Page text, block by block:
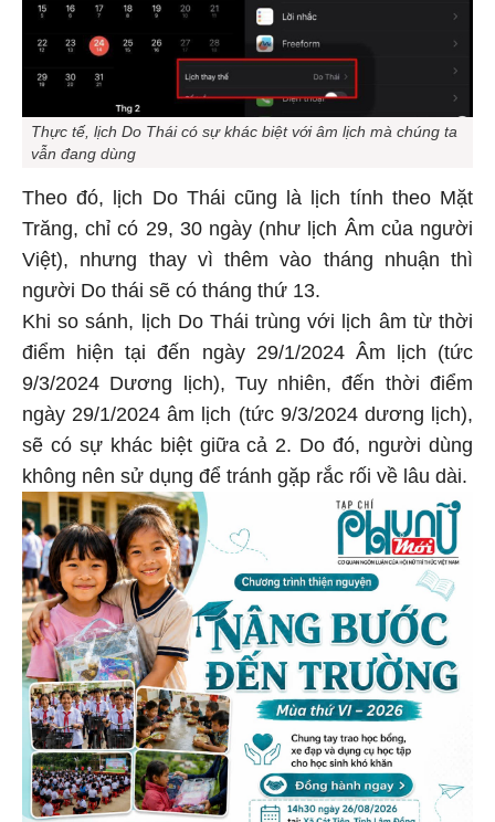
Thực tế, lịch Do Thái có sự khác biệt với âm lịch mà chúng ta
vẫn đang dùng
Theo đó, lịch Do Thái cũng là lịch tính theo Mặt
Trăng, chỉ có 29, 30 ngày (như lịch Âm của người
Việt), nhưng thay vì thêm vào tháng nhuận thì
người Do thái sẽ có tháng thứ 13.
Khi so sánh, lịch Do Thái trùng với lịch âm từ thời
điểm hiện tại đến ngày 29/1/2024 Âm lịch (tức
9/3/2024 Dương lịch), Tuy nhiên, đến thời điểm
ngày 29/1/2024 âm lịch (tức 9/3/2024 dương lịch),
sẽ có sự khác biệt giữa cả 2. Do đó, người dùng
không nên sử dụng để tránh gặp rắc rối về lâu dài.